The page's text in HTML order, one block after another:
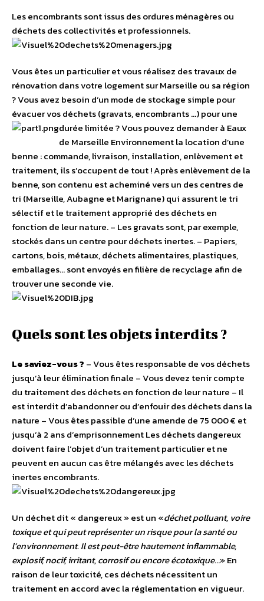
Les encombrants sont issus des ordures ménagères ou
déchets des collectivités et professionnels.
Vous êtes un particulier et vous réalisez des travaux de
rénovation dans votre logement sur Marseille ou sa région
? Vous avez besoin d’un mode de stockage simple pour
évacuer vos déchets (gravats, encombrants …) pour une
durée limitée ?Vous pouvez demander à Eaux
de Marseille Environnement la location d’une
benne : commande, livraison, installation, enlèvement et
traitement, ils s’occupent de tout ! Après enlèvement de la
benne, son contenu est acheminé vers un des centres de
tri (Marseille, Aubagne et Marignane) qui assurent le tri
sélectif et le traitement approprié des déchets en
fonction de leur nature. – Les gravats sont, par exemple,
stockés dans un centre pour déchets inertes. – Papiers,
cartons, bois, métaux, déchets alimentaires, plastiques,
emballages… sont envoyés en filière de recyclage afin de
trouver une seconde vie.
Quels sont les objets interdits ?
Le saviez-vous ? – Vous êtes responsable de vos déchets
jusqu’à leur élimination finale – Vous devez tenir compte
du traitement des déchets en fonction de leur nature – Il
est interdit d’abandonner ou d’enfouir des déchets dans la
nature – Vous êtes passible d’une amende de 75 000 € et
jusqu’à 2 ans d’emprisonnementLes déchets dangereux
doivent faire l’objet d’un traitement particulier et ne
peuvent en aucun cas être mélangés avec les déchets
inertes encombrants.
Un déchet dit « dangereux » est un «déchet polluant, voire
toxique et qui peut représenter un risque pour la santé ou
l’environnement. Il est peut-être hautement inflammable,
explosif, nocif, irritant, corrosif ou encore écotoxique…» En
raison de leur toxicité, ces déchets nécessitent un
traitement en accord avec la réglementation en vigueur.